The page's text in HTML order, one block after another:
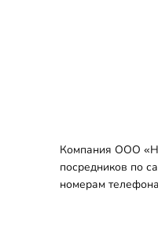
Компания ООО
посредников по
номерам